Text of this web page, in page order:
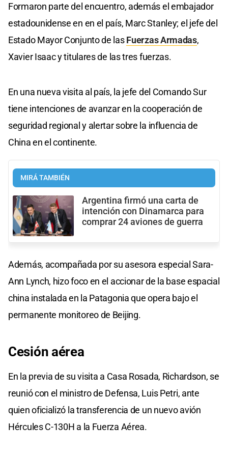
Formaron parte del encuentro, además el embajador
estadounidense en en el país, Marc Stanley; el jefe del
Estado Mayor Conjunto de lasFuerzas Armadas,
Xavier Isaac y titulares de las tres fuerzas.
En una nueva visita al país, la jefe del Comando Sur
tiene intenciones de avanzar en la cooperación de
seguridad regional y alertar sobre la influencia de
China en el continente.
MIRÁ TAMBIÉN
Argentina firmó una carta de
intención con Dinamarca para
comprar 24 aviones de guerra
Además, acompañada por su asesora especial Sara-
Ann Lynch, hizo foco en el accionar de la base espacial
china instalada en la Patagonia que opera bajo el
permanente monitoreo de Beijing.
Cesión aérea
En la previa de su visita a Casa Rosada, Richardson, se
reunió con el ministro de Defensa, Luis Petri, ante
quien oficializó la transferencia de un nuevo avión
Hércules C-130H a la Fuerza Aérea.